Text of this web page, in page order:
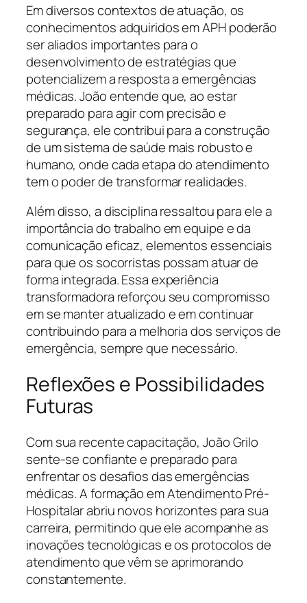
Em diversos contextos de atuação, os
conhecimentos adquiridos em APH poderão
ser aliados importantes para o
desenvolvimento de estratégias que
potencializem a resposta a emergências
médicas. João entende que, ao estar
preparado para agir com precisão e
segurança, ele contribui para a construção
de um sistema de saúde mais robusto e
humano, onde cada etapa do atendimento
tem o poder de transformar realidades.
Além disso, a disciplina ressaltou para ele a
importância do trabalho em equipe e da
comunicação eficaz, elementos essenciais
para que os socorristas possam atuar de
forma integrada. Essa experiência
transformadora reforçou seu compromisso
em se manter atualizado e em continuar
contribuindo para a melhoria dos serviços de
emergência, sempre que necessário.
Reflexões e Possibilidades
Futuras
Com sua recente capacitação, João Grilo
sente-se confiante e preparado para
enfrentar os desafios das emergências
médicas. A formação em Atendimento Pré-
Hospitalar abriu novos horizontes para sua
carreira, permitindo que ele acompanhe as
inovações tecnológicas e os protocolos de
atendimento que vêm se aprimorando
constantemente.